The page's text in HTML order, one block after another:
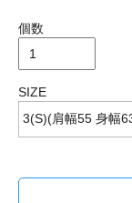
個数
SIZE